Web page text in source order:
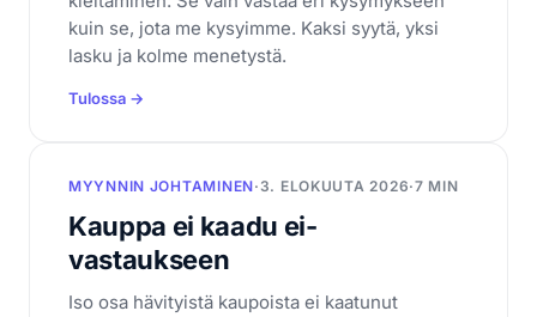
kuin se, jota me kysyimme. Kaksi syytä, yksi
lasku ja kolme menetystä.
Tulossa →
MYYNNIN JOHTAMINEN· 3. ELOKUUTA 2026·7 MIN
Kauppa ei kaadu ei-
vastaukseen
Iso osa hävityistä kaupoista ei kaatunut